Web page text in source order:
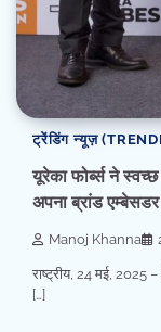
ट्रेंडिंग न्यूज़
यूरेका फोर्ब्स ने
अपना ब्रांड एम्बेसडर
Manoj Khanna
राष्ट्रीय, 24 मई, 2025
[…]